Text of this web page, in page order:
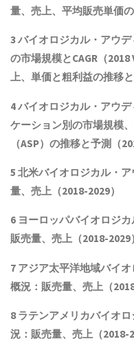
量、売上、平均販売単価の
3 バイオロジカル・アウ
の市場規模とCAGR（
上、単価と粗利益の推移
4 バイオロジカル・アウ
ケーション別の市場規模、
（ASP）の推移と予測（
5 北米バイオロジカル・
量、売上（2018-2029）
6 ヨーロッパバイオロジ
販売量、売上（2018-2029）
7 アジア太平洋地域バイ
概況：販売量、売上（
8 ラテンアメリカバイオ
況：販売量、売上（2018-